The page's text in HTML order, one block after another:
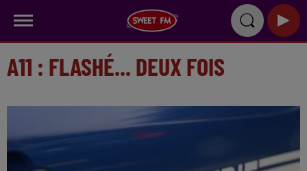
A11 : FLASHÉ... DEUX FOIS